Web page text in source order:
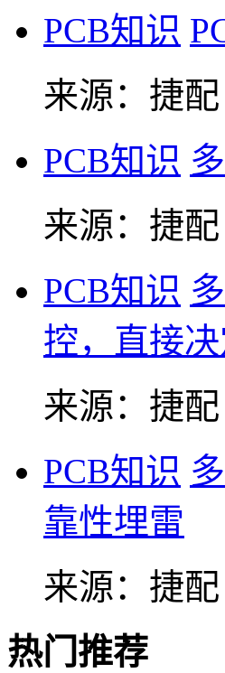
PCB知识
来源：捷配
PCB知识
来源：捷配
PCB知识
控，直接
来源：捷配
PCB知识
靠性埋雷
来源：捷配
热门推荐